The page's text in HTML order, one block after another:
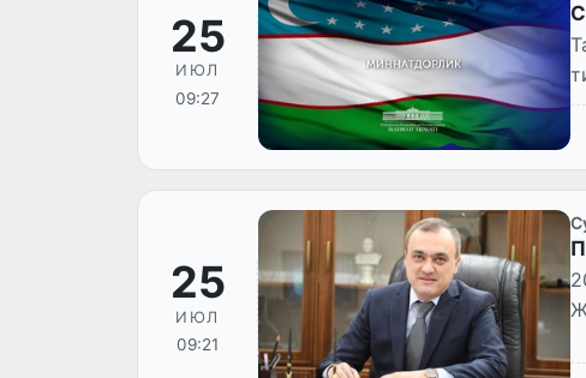
25
ИЮЛ
09:27
25
ИЮЛ
09:21